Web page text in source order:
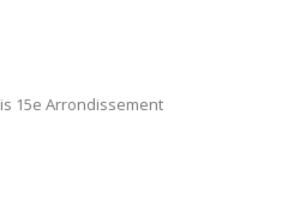
15e Arrondissement